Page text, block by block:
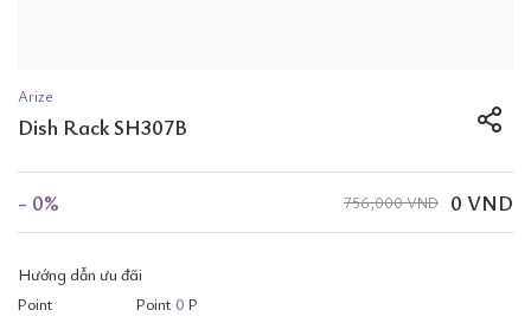
Arize
Dish Rack SH307B
- 0% 0 VND
756,000 VND
Hướng dẫn ưu đãi
Point Point 0 P